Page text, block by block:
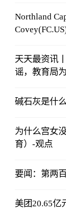
Northland
天天最资讯
谣，教育局
碱石灰是什
为什么宫女
育）-观点
要闻：第两
美团20.65亿